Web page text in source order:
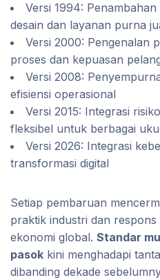
Versi 1994:
desain dan layanan purna
Versi 2000: Pengenalan
proses dan kepuasan
Versi 2008:
efisiensi operasional
Versi 2015: Integrasi
fleksibel untuk berbagai
Versi 2026: Integrasi
transformasi digital
Setiap pembaruan
praktik industri dan
ekonomi global. Standar
pasok kini menghadapi
dibanding dekade